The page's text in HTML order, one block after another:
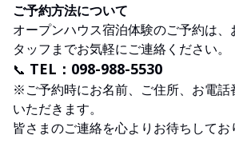
ご予約方法について
オープンハウス宿泊体験のご予約は
タッフまでお気軽にご連絡ください。
📞 TEL：098-988-5530
※ご予約時にお名前、ご住所、お電話
いただきます。
皆さまのご連絡を心よりお待ちしてお